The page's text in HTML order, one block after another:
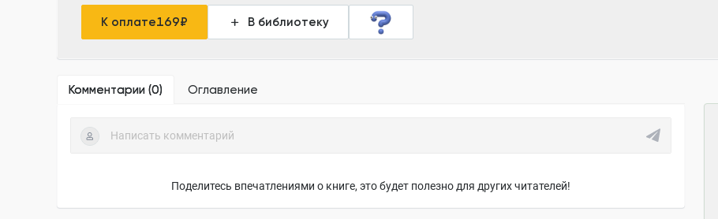
К оплате169₽ В библиотеку
Комментарии (0) Оглавление
Поделитесь впечатлениями о книге, это будет полезно для других читателей!